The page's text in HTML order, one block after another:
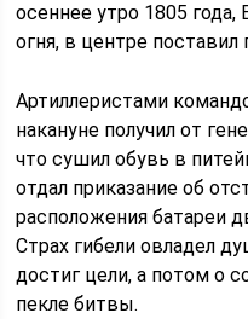
осеннее утро 1805
огня, в центре поставил
Артиллеристами
накануне получил от
что сушил обувь в
отдал приказание об
расположения батареи
Страх гибели овладел
достиг цели, а потом о
пекле битвы.